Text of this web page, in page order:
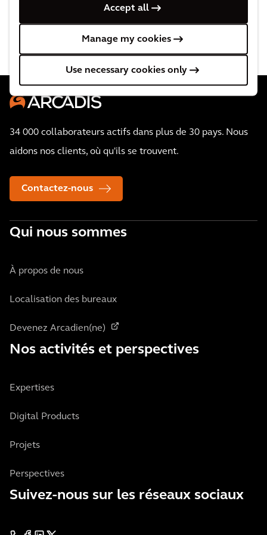
Accept all
Manage my cookies
Use necessary cookies only
34 000 collaborateurs actifs dans plus de 30 pays. Nous
aidons nos clients, où qu'ils se trouvent.
Contactez-nous
Qui nous sommes
À propos de nous
Localisation des bureaux
Devenez Arcadien(ne)
Nos activités et perspectives
Expertises
Digital Products
Projets
Perspectives
Suivez-nous sur les réseaux sociaux